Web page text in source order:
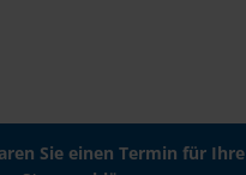
Sie einen Termin für Ihre